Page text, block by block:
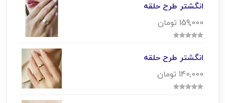
انگشتر طرح حلقه
159,000 تومان
انگشتر طرح حلقه
140,000 تومان